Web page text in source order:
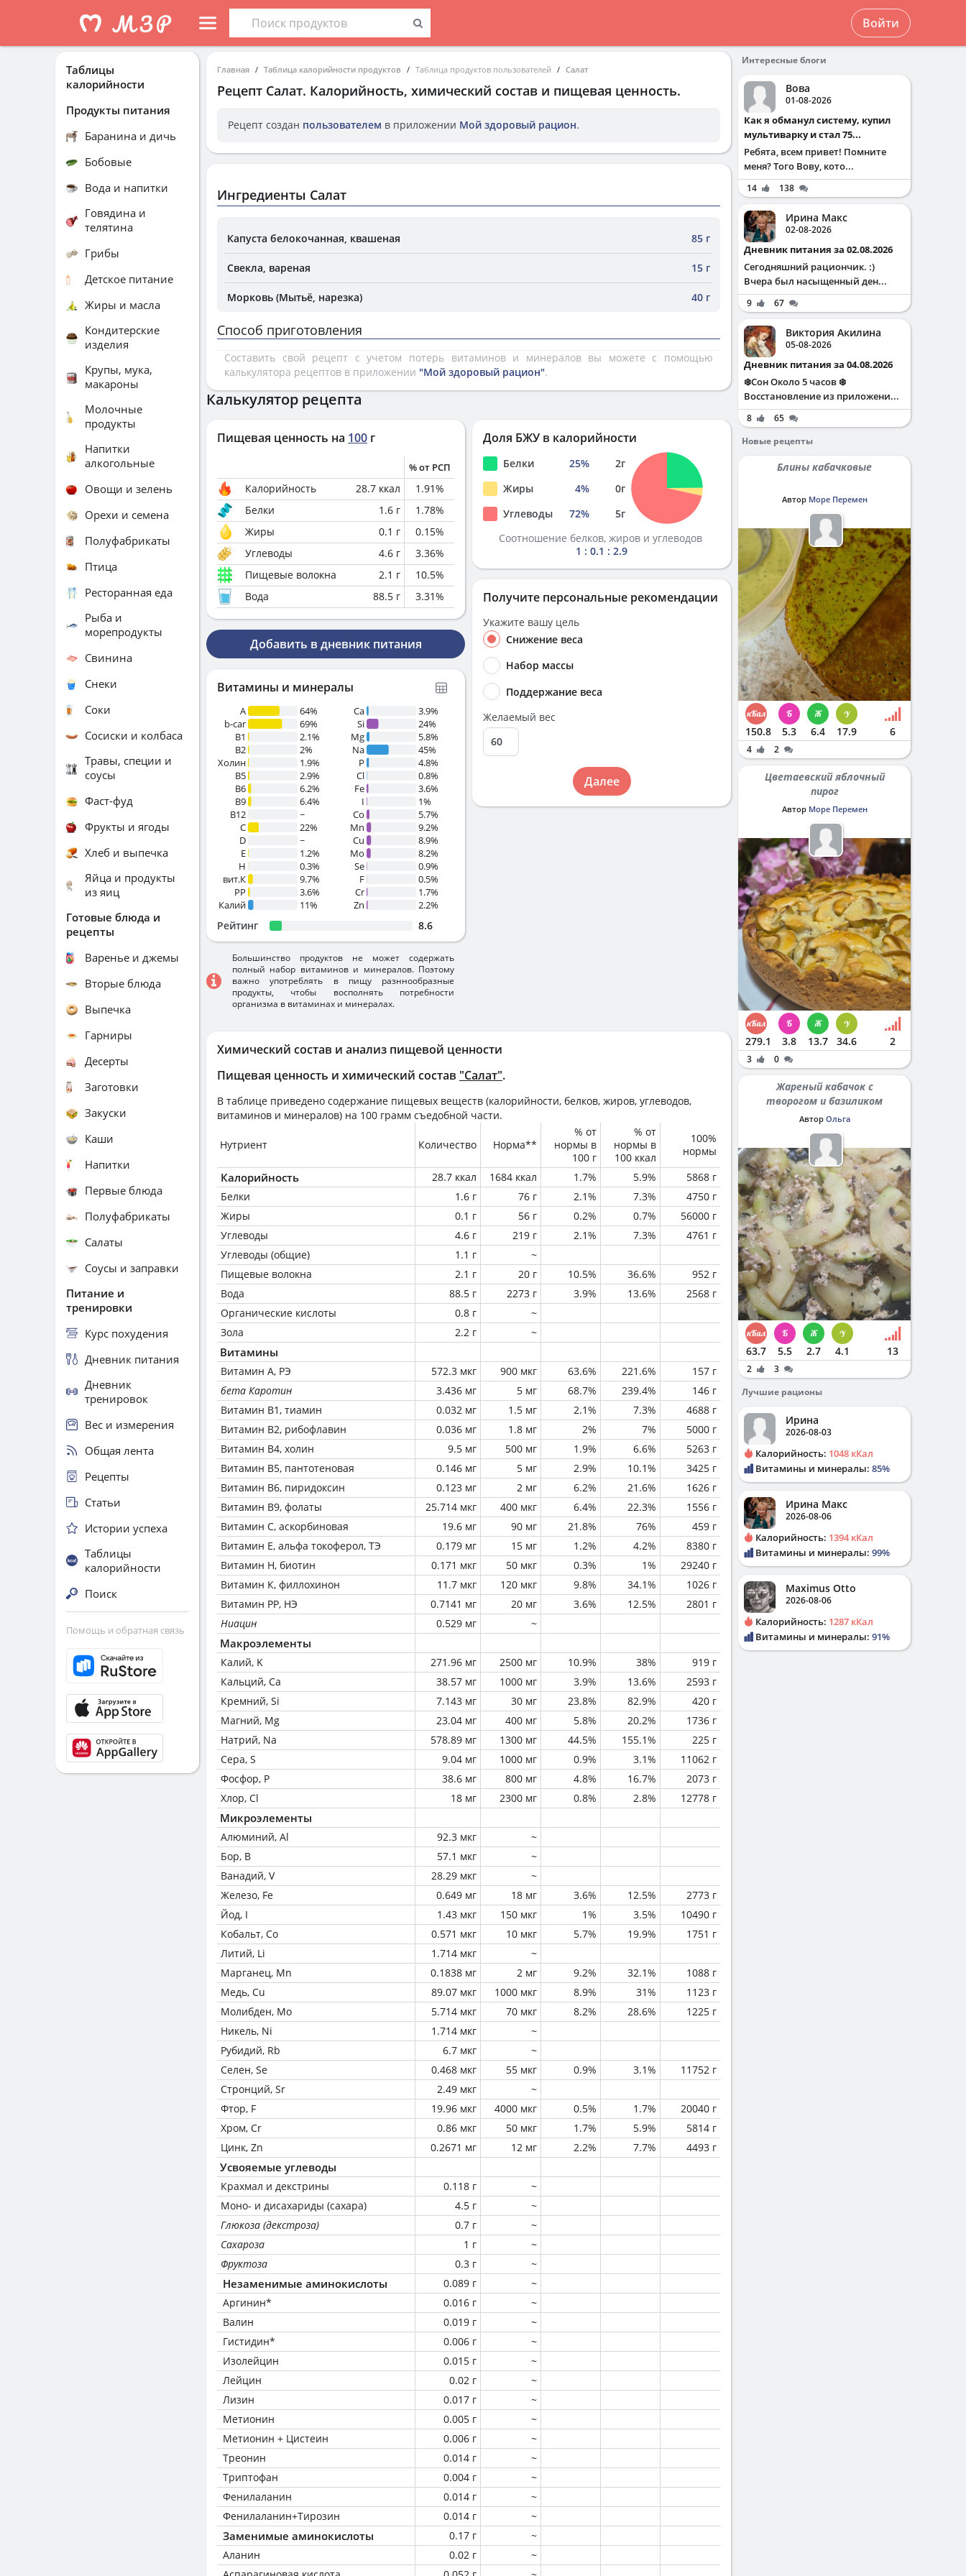
Войти
Главная Таблица калорийности продуктов Таблица продуктов пользователей Салат
Рецепт Салат. Калорийность, химический состав и пищевая ценность.
Рецепт создан пользователем в приложении Мой здоровый рацион.
Ингредиенты Салат
Капуста белокочанная, квашеная 85 г
Свекла, вареная 15 г
Морковь (Мытьё, нарезка) 40 г
Способ приготовления
Составить свой рецепт с учетом потерь витаминов и минералов вы можете с помощью
калькулятора рецептов в приложении "Мой здоровый рацион".
Химический состав и анализ пищевой ценности
Пищевая ценность и химический состав "Салат".
В таблице приведено содержание пищевых веществ (калорийности, белков, жиров, углеводов,
витаминов и минералов) на 100 грамм съедобной части.
Нутриент Количество Норма**
% от
нормы в
100 г
% от
нормы в
100 ккал
100%
нормы
Калорийность 28.7 ккал 1684 ккал 1.7% 5.9%
5868 г
Белки
1.6 г 76 г 2.1% 7.3%
4750 г
Жиры
0.1 г 56 г 0.2% 0.7%
56000 г
Углеводы
4.6 г 219 г 2.1% 7.3%
4761 г
Углеводы (общие)
1.1 г
~
Пищевые волокна
2.1 г 20 г 10.5% 36.6%
952 г
Вода
88.5 г 2273 г 3.9% 13.6%
2568 г
Органические кислоты
0.8 г
~
Зола
2.2 г ~
Витамины
Витамин А, РЭ 572.3 мкг 900 мкг 63.6% 221.6%
157 г
бета Каротин
3.436 мг 5 мг 68.7% 239.4%
146 г
Витамин В1, тиамин
0.032 мг 1.5 мг 2.1% 7.3%
4688 г
Витамин В2, рибофлавин
0.036 мг 1.8 мг 2% 7%
5000 г
Витамин В4, холин
9.5 мг 500 мг 1.9% 6.6%
5263 г
Витамин В5, пантотеновая
0.146 мг 5 мг 2.9% 10.1%
3425 г
Витамин В6, пиридоксин
0.123 мг 2 мг 6.2% 21.6%
1626 г
Витамин В9, фолаты
25.714 мкг 400 мкг 6.4% 22.3%
1556 г
Витамин C, аскорбиновая
19.6 мг 90 мг 21.8% 76%
459 г
Витамин Е, альфа токоферол, ТЭ
0.179 мг 15 мг 1.2% 4.2%
8380 г
Витамин Н, биотин
0.171 мкг 50 мкг 0.3% 1%
29240 г
Витамин К, филлохинон
11.7 мкг 120 мкг 9.8% 34.1%
1026 г
Витамин РР, НЭ
0.7141 мг 20 мг 3.6% 12.5%
2801 г
Ниацин
0.529 мг ~
Макроэлементы
Калий, K 271.96 мг 2500 мг 10.9% 38%
919 г
Кальций, Ca
38.57 мг 1000 мг 3.9% 13.6%
2593 г
Кремний, Si
7.143 мг 30 мг 23.8% 82.9%
420 г
Магний, Mg
23.04 мг 400 мг 5.8% 20.2%
1736 г
Натрий, Na
578.89 мг 1300 мг 44.5% 155.1%
225 г
Сера, S
9.04 мг 1000 мг 0.9% 3.1%
11062 г
Фосфор, P
38.6 мг 800 мг 4.8% 16.7%
2073 г
Хлор, Cl
18 мг 2300 мг 0.8% 2.8% 12778 г
Микроэлементы
Алюминий, Al 92.3 мкг
~
Бор, B
57.1 мкг
~
Ванадий, V
28.29 мкг
~
Железо, Fe
0.649 мг 18 мг 3.6% 12.5%
2773 г
Йод, I
1.43 мкг 150 мкг 1% 3.5%
10490 г
Кобальт, Co
0.571 мкг 10 мкг 5.7% 19.9%
1751 г
Литий, Li
1.714 мкг
~
Марганец, Mn
0.1838 мг 2 мг 9.2% 32.1%
1088 г
Медь, Cu
89.07 мкг 1000 мкг 8.9% 31%
1123 г
Молибден, Mo
5.714 мкг 70 мкг 8.2% 28.6%
1225 г
Никель, Ni
1.714 мкг
~
Рубидий, Rb
6.7 мкг
~
Селен, Se
0.468 мкг 55 мкг 0.9% 3.1%
11752 г
Стронций, Sr
2.49 мкг
~
Фтор, F
19.96 мкг 4000 мкг 0.5% 1.7%
20040 г
Хром, Cr
0.86 мкг 50 мкг 1.7% 5.9%
5814 г
Цинк, Zn
0.2671 мг 12 мг 2.2% 7.7% 4493 г
Усвояемые углеводы
Крахмал и декстрины 0.118 г
~
Моно- и дисахариды (сахара)
4.5 г
~
Глюкоза (декстроза)
0.7 г
~
Сахароза
1 г
~
Фруктоза
0.3 г ~
Незаменимые аминокислоты 0.089 г
~
Аргинин*
0.016 г
~
Валин
0.019 г
~
Гистидин*
0.006 г
~
Изолейцин
0.015 г
~
Лейцин
0.02 г
~
Лизин
0.017 г
~
Метионин
0.005 г
~
Метионин + Цистеин
0.006 г
~
Треонин
0.014 г
~
Триптофан
0.004 г
~
Фенилаланин
0.014 г
~
Фенилаланин+Тирозин
0.014 г ~
Заменимые аминокислоты 0.17 г
~
Аланин
0.02 г
~
Калькулятор рецепта
Пищевая ценность на 100 г
% от РСП
Калорийность 28.7 ккал 1.91%
Белки
1.6 г 1.78%
Жиры
0.1 г 0.15%
Углеводы
4.6 г 3.36%
Пищевые волокна
2.1 г 10.5%
Вода
88.5 г 3.31%
Добавить в дневник питания
Витамины и минералы
A
64%
b-car
69%
В1
2.1%
B2
2%
Холин
1.9%
B5
2.9%
B6
6.2%
B9
6.4%
B12
~
C
22%
D
~
E
1.2%
H
0.3%
вит.К
9.7%
PP
3.6%
Калий
11%
Ca
3.9%
Si
24%
Mg
5.8%
Na
45%
P
4.8%
Cl
0.8%
Fe
3.6%
I
1%
Co
5.7%
Mn
9.2%
Cu
8.9%
Mo
8.2%
Se
0.9%
F
0.5%
Cr
1.7%
Zn
2.2%
Рейтинг 8.6
Большинство продуктов не может содержать
полный набор витаминов и минералов. Поэтому
важно употреблять в пищу разннообразные
продукты, чтобы восполнять потребности
организма в витаминах и минералах.
Доля БЖУ в калорийности
Белки 25% 2г
Жиры
4% 0г
Углеводы
72% 5г
Соотношение белков, жиров и углеводов
1 : 0.1 : 2.9
Получите персональные рекомендации
Укажите вашу цель
Снижение веса
Набор массы
Поддержание веса
Желаемый вес
Далее
Таблицы
калорийности
Продукты питания
Баранина и дичь
Бобовые
Вода и напитки
Говядина и
телятина
Грибы
Детское питание
Жиры и масла
Кондитерские
изделия
Крупы, мука,
макароны
Молочные
продукты
Напитки
алкогольные
Овощи и зелень
Орехи и семена
Полуфабрикаты
Птица
Ресторанная еда
Рыба и
морепродукты
Свинина
Снеки
Соки
Сосиски и колбаса
Травы, специи и
соусы
Фаст-фуд
Фрукты и ягоды
Хлеб и выпечка
Яйца и продукты
из яиц
Готовые блюда и
рецепты
Варенье и джемы
Вторые блюда
Выпечка
Гарниры
Десерты
Заготовки
Закуски
Каши
Напитки
Первые блюда
Полуфабрикаты
Салаты
Соусы и заправки
Питание и
тренировки
Курс похудения
Дневник питания
Дневник
тренировок
Вес и измерения
Общая лента
Рецепты
Статьи
Истории успеха
Таблицы
калорийности
Поиск
Помощь и обратная связь
Интересные блоги
Вова
01-08-2026
Как я обманул систему, купил
мультиварку и стал 75...
Ребята, всем привет! Помните
меня? Того Вову, кото...
14 138
Ирина Макс
02-08-2026
Дневник питания за 02.08.2026
Сегодняшний рациончик. :)
Вчера был насыщенный ден...
9 67
Виктория Акилина
05-08-2026
Дневник питания за 04.08.2026
❄️Сон Около 5 часов ❄️
Восстановление из приложени...
8
65
Новые рецепты
Блины кабачковые
Автор Море Перемен
150.8 5.3 6.4 17.9 6
4 2
Цветаевский яблочный
пирог
Автор Море Перемен
279.1 3.8 13.7 34.6 2
3 0
Жареный кабачок с
творогом и базиликом
Автор Ольга
63.7 5.5 2.7 4.1 13
2
3
Лучшие рационы
Ирина
2026-08-03
Калорийность: 1048 кКал
Витамины и минералы: 85%
Ирина Макс
2026-08-06
Калорийность: 1394 кКал
Витамины и минералы: 99%
Maximus Otto
2026-08-06
Калорийность: 1287 кКал
Витамины и минералы: 91%